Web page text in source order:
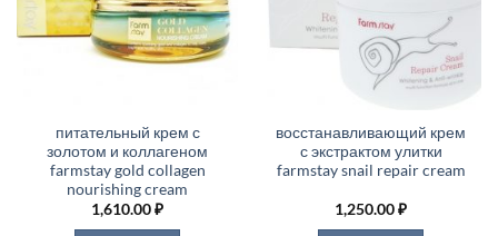
питательный крем с
золотом и коллагеном
farmstay gold collagen
nourishing cream
1,610.00₽
восстанавливающий крем
с экстрактом улитки
farmstay snail repair cream
1,250.00₽